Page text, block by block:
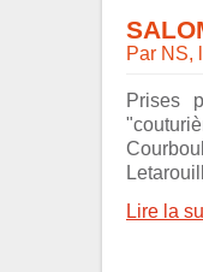
Par NS,
Prises
Lire la